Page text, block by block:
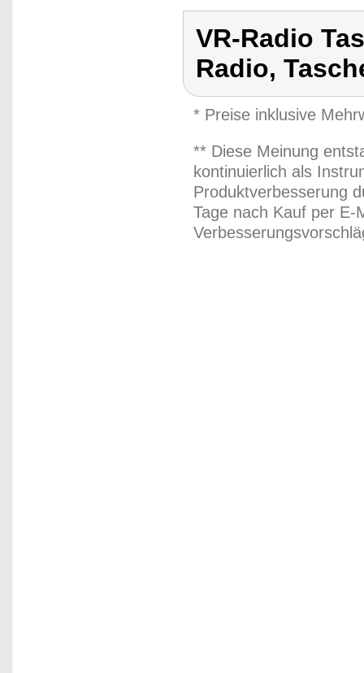
VR-Radio
Radio,
* Preise inklusive
** Diese Meinung
kontinuierlich als
Produktverbesserung
Tage nach Kauf per E-